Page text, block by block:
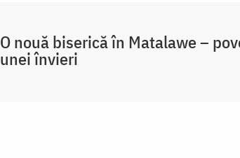
O nouă biserică în Matalawe –
unei învieri